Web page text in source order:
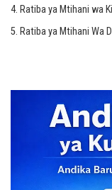
Ratiba ya Mtihani wa
Ratiba ya Mtihani Wa